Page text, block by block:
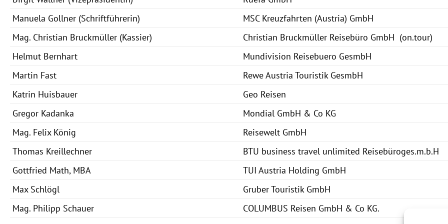
Manuela Gollner (Schriftführerin)
MSC Kreuzfahrten (Austria) GmbH
Mag. Christian Bruckmüller (Kassier)
Christian Bruckmüller Reisebüro GmbH (on.tour)
Helmut Bernhart
Mundivision Reisebuero GesmbH
Martin Fast
Rewe Austria Touristik GesmbH
Katrin Huisbauer
Geo Reisen
Gregor Kadanka
Mondial GmbH & Co KG
Mag. Felix König
Reisewelt GmbH
Thomas Kreillechner
BTU business travel unlimited Reisebüroges.m.b.H
Gottfried Math, MBA
TUI Austria Holding GmbH
Max Schlögl
Gruber Touristik GmbH
Mag. Philipp Schauer
COLUMBUS Reisen GmbH & Co KG.